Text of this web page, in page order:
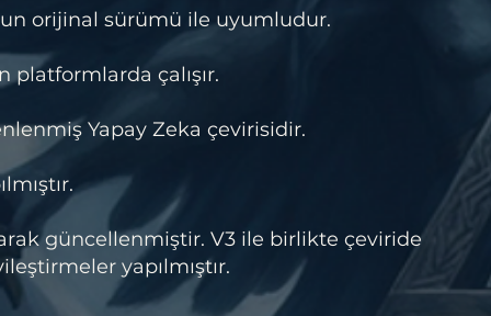
orijinal sürümü ile uyumludur.
platformlarda çalışır.
Yapay Zeka çevirisidir.
güncellenmiştir. V3 ile birlikte çeviride
yapılmıştır.